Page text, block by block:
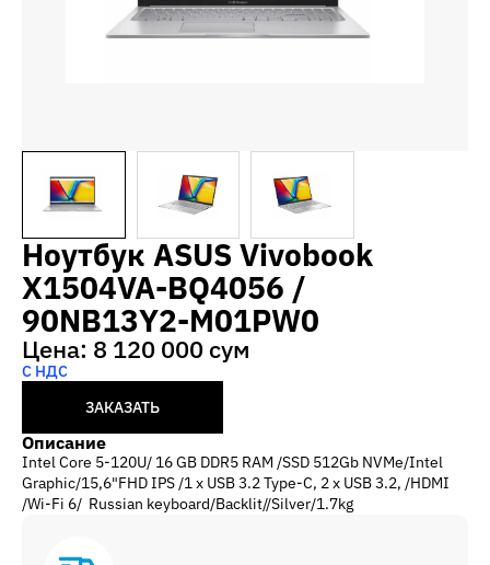
Ноутбук ASUS Vivobook
X1504VA-BQ4056 /
90NB13Y2-M01PW0
Цена: 8 120 000 сум
С НДС
ЗАКАЗАТЬ
Описание
Intel Core 5-120U/ 16 GB DDR5 RAM /SSD 512Gb NVMe/Intel
Graphic/15,6"FHD IPS /1 x USB 3.2 Type-C, 2 x USB 3.2, /HDMI
/Wi-Fi 6/ Russian keyboard/Backlit//Silver/1.7kg